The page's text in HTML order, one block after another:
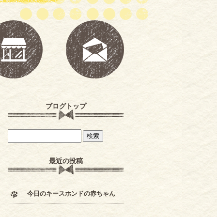
ブログトップ
最近の投稿
今日のキースホンドの赤ちゃん